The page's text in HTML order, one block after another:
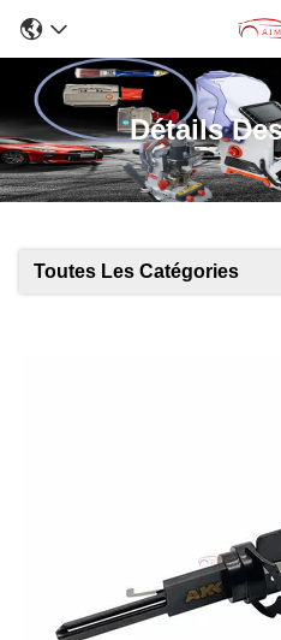
Détails
Toutes Les Catégories